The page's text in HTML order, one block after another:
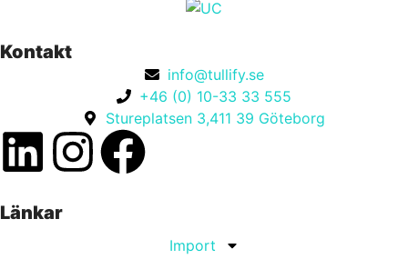
Kontakt
info@tullify.se
+46 (0) 10-33 33 555
Stureplatsen 3,411 39 Göteborg
Länkar
Import